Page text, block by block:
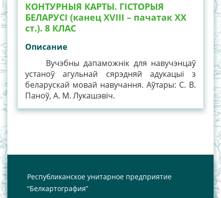
КОНТУРНЫЯ КАРТЫ. ГІСТОРЫЯ
БЕЛАРУСІ (канец XVIII – пачатак XX
ст.). 8 КЛАС
Описание
Вучэбны дапаможнік для навучэнцаў
устаноў агульнай сярэдняй адукацыі з
беларускай мовай навучання. Аўтары: С. В.
Паноў, А. М. Лукашэвіч.
Республиканское унитарное предприятие
“Белкартография”